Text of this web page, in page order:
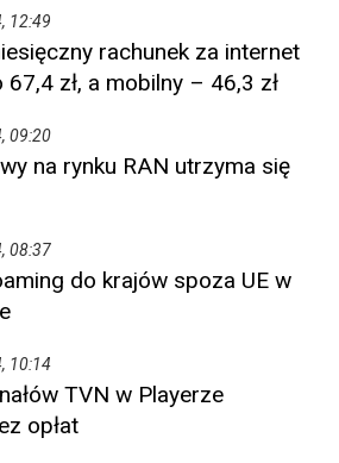
12:49
rachunek za internet
zł, a mobilny – 46,3 zł
09:20
na rynku RAN utrzyma się
08:37
do krajów spoza UE w
10:14
TVN w Playerze
opłat